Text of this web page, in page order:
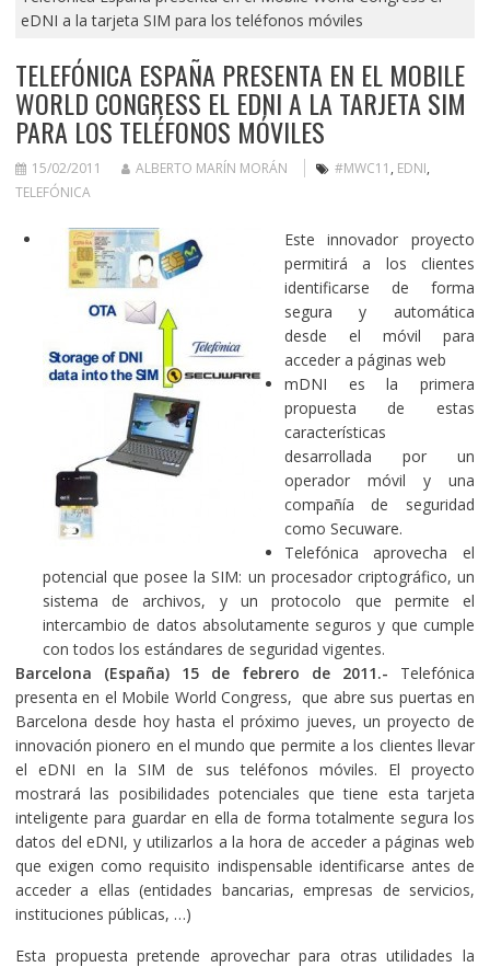
eDNI a la tarjeta SIM para los teléfonos móviles
TELEFÓNICA ESPAÑA PRESENTA EN EL MOBILE
WORLD CONGRESS EL EDNI A LA TARJETA SIM
PARA LOS TELÉFONOS MÓVILES
15/02/2011 ALBERTO MARÍN MORÁN #MWC11 , EDNI,
TELEFÓNICA
Este innovador proyecto
permitirá a los clientes
identificarse de forma
segura y automática
desde el móvil para
acceder a páginas web
mDNI es la primera
propuesta de estas
características
desarrollada por un
operador móvil y una
compañía de seguridad
como Secuware.
Telefónica aprovecha el
potencial que posee la SIM: un procesador criptográfico, un
sistema de archivos, y un protocolo que permite el
intercambio de datos absolutamente seguros y que cumple
con todos los estándares de seguridad vigentes.
Barcelona (España) 15 de febrero de 2011.- Telefónica
presenta en el Mobile World Congress, que abre sus puertas en
Barcelona desde hoy hasta el próximo jueves, un proyecto de
innovación pionero en el mundo que permite a los clientes llevar
el eDNI en la SIM de sus teléfonos móviles. El proyecto
mostrará las posibilidades potenciales que tiene esta tarjeta
inteligente para guardar en ella de forma totalmente segura los
datos del eDNI, y utilizarlos a la hora de acceder a páginas web
que exigen como requisito indispensable identificarse antes de
acceder a ellas (entidades bancarias, empresas de servicios,
instituciones públicas, …)
Esta propuesta pretende aprovechar para otras utilidades la